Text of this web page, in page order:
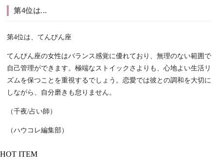
第4位は...
第4位は、てんびん座
てんびん座の女性はバランス感覚に優れており、無理のない範囲で
自己管理ができます。極端なストイックさよりも、心地よい生活リ
ズムを保つことを重視するでしょう。恋愛では彼との調和を大切に
しながら、自分磨きも怠りません。
（千夜/占い師）
（ハウコレ編集部）
HOT ITEM